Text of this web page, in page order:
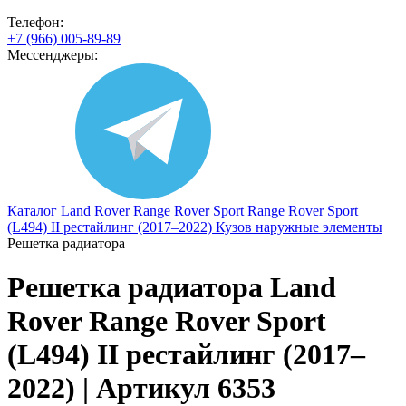
Телефон:
+7 (966) 005-89-89
Мессенджеры:
Каталог Land Rover Range Rover Sport Range Rover Sport
(L494) II рестайлинг (2017–2022) Кузов наружные элементы
Решетка радиатора
Решетка радиатора Land
Rover Range Rover Sport
(L494) II рестайлинг (2017–
2022) | Артикул 6353